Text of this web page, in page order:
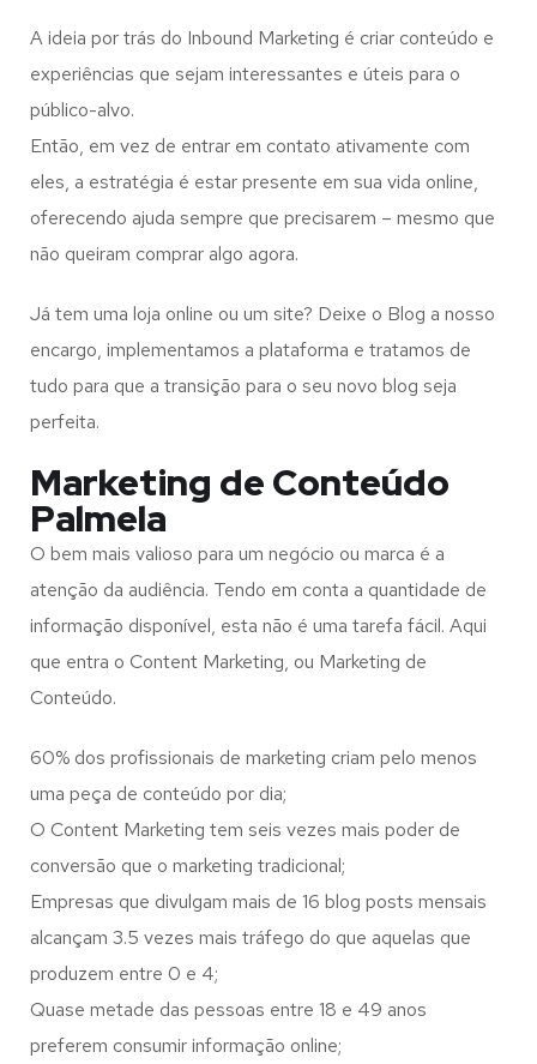
A ideia por trás do Inbound Marketing é criar conteúdo e
experiências que sejam interessantes e úteis para o
público-alvo.
Então, em vez de entrar em contato ativamente com
eles, a estratégia é estar presente em sua vida online,
oferecendo ajuda sempre que precisarem – mesmo que
não queiram comprar algo agora.
Já tem uma loja online ou um site? Deixe o Blog a nosso
encargo, implementamos a plataforma e tratamos de
tudo para que a transição para o seu novo blog seja
perfeita.
Marketing de Conteúdo
Palmela
O bem mais valioso para um negócio ou marca é a
atenção da audiência. Tendo em conta a quantidade de
informação disponível, esta não é uma tarefa fácil. Aqui
que entra o Content Marketing, ou Marketing de
Conteúdo.
60% dos profissionais de marketing criam pelo menos
uma peça de conteúdo por dia;
O Content Marketing tem seis vezes mais poder de
conversão que o marketing tradicional;
Empresas que divulgam mais de 16 blog posts mensais
alcançam 3.5 vezes mais tráfego do que aquelas que
produzem entre 0 e 4;
Quase metade das pessoas entre 18 e 49 anos
preferem consumir informação online;